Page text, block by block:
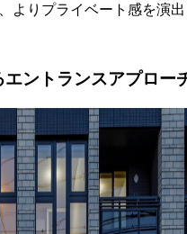
よりプライベート感を演出
エントランスアプロー